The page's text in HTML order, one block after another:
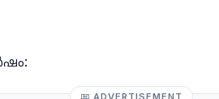
ADVERTISEMENT